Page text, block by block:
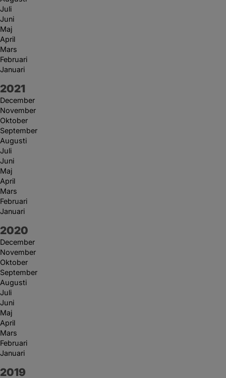
Juli
Juni
Maj
April
Mars
Februari
Januari
År:
2021
December
November
Oktober
September
Augusti
Juli
Juni
Maj
April
Mars
Februari
Januari
År:
2020
December
November
Oktober
September
Augusti
Juli
Juni
Maj
April
Mars
Februari
Januari
År:
2019